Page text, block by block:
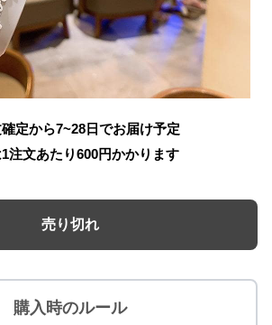
定から7~28日でお届け予定
注文あたり600円かかります
売り切れ
購入時のルール